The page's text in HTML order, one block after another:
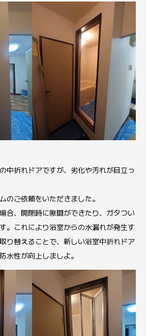
中折れドアですが、劣化や汚れが目立っ
のご依頼をいただきました。
合、開閉時に隙間ができたり、ガタつい
。これにより浴室からの水漏れが発生す
り替えることで、新しい浴室中折れドア
水性が向上しましよ。